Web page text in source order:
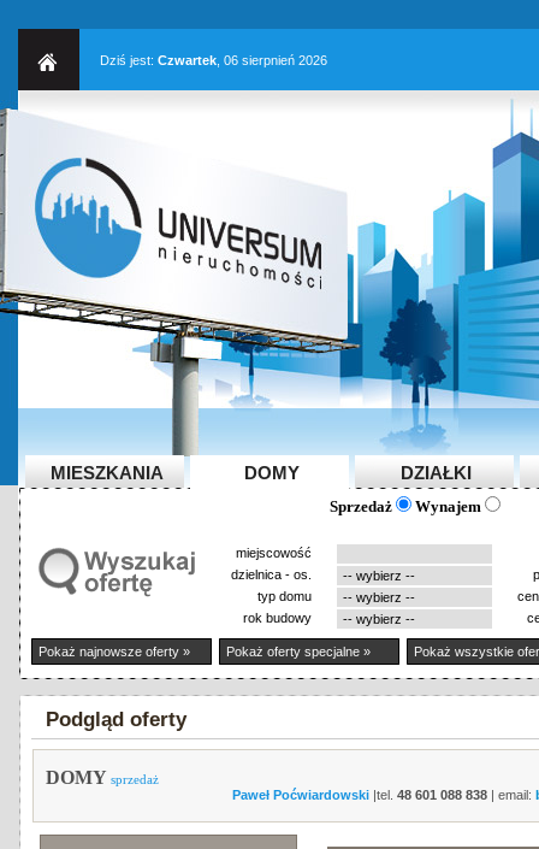
Dziś jest: Czwartek , 06 sierpnień 2026
Sprzedaż Wynajem
MIESZKANIA DOMY DZIAŁKI
miejscowość
dzielnica - os.
typ domu
rok budowy
Pokaż najnowsze oferty » Pokaż oferty specjalne » Pokaż wszystkie
Podgląd oferty
DOMY sprzedaż
Paweł Poćwiardowski |tel. 48 601 088 838 | email: